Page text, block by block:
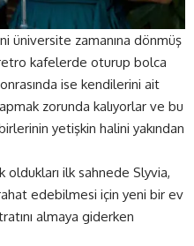
üniversite zamanına dönmüş
kafelerde oturup bolca
ise kendilerini ait
zorunda kalıyorlar ve bu
yetişkin halini yakından
oldukları ilk sahnede Slyvia,
edebilmesi için yeni bir ev
almaya giderken